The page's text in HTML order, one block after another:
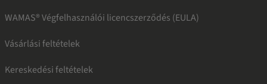
WAMAS® Végfelhasználói licencszerződés (EULA)
Vásárlási feltételek
Kereskedési feltételek